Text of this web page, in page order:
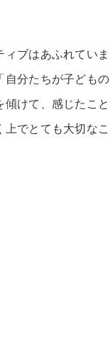
ブはあふれていま
分たちが子どもの
けて、感じたこと
でとても大切なこ